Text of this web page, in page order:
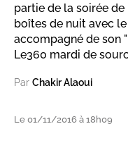
partie de la soirée
boîtes de nuit avec le
accompagné de son
Le360 mardi de
Par Chakir Alaoui
Le 01/11/2016 à 18h09